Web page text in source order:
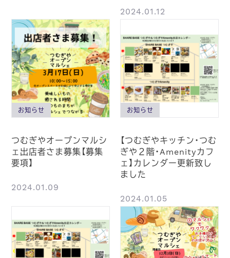
2024.01.12
お知らせ
つむぎやオープンマルシ
ェ出店者さま募集【募集
要項】
2024.01.09
お知らせ
【つむぎやキッチン・つむ
ぎや２階・Amenityカフ
ェ】カレンダー更新致し
ました
2024.01.05